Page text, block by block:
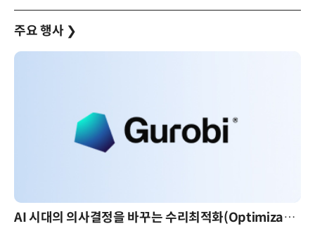
주요 행사 ❯
AI 시대의 의사결정을 바꾸는 수리최적화(Optimization): 실제 산업 적용 사례와 활용 전략